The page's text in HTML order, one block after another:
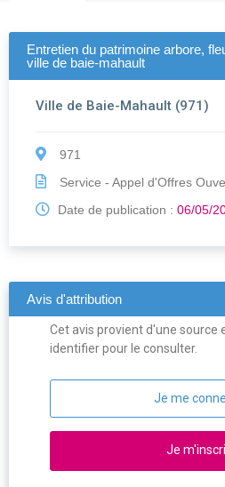
Entretien du patrimoine arbore,
ville de baie-mahault
Ville de Baie-Mahault (971)
971
Service - Appel d'Offres
Date de publication : 06/05/
Avis d'attribution
Cet avis provient d'une source
identifier pour le consulter.
Je me
Je